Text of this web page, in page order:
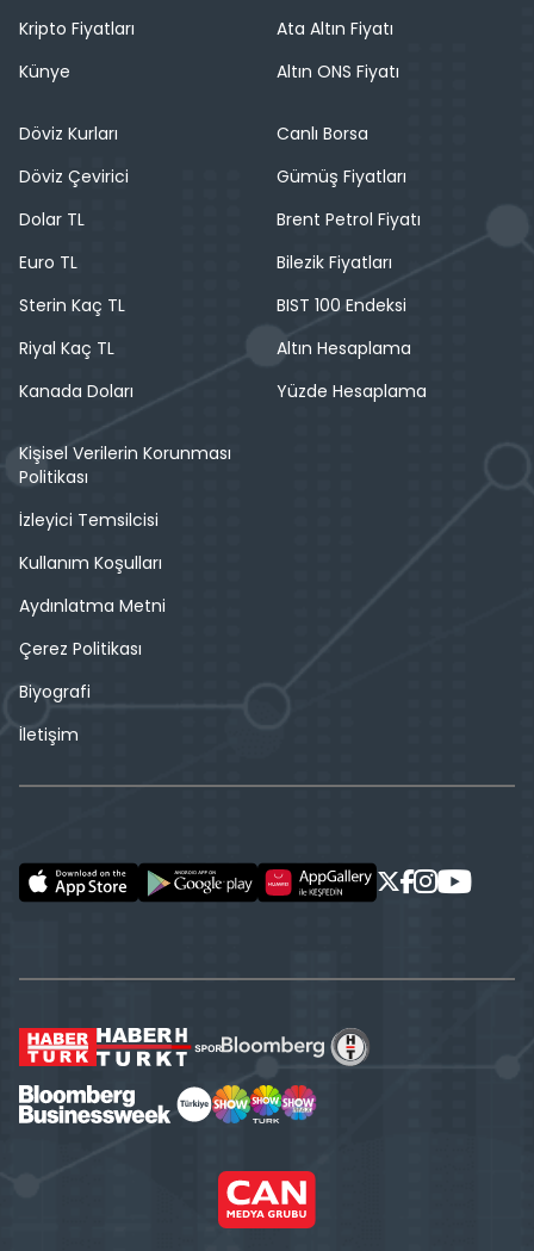
Kripto Fiyatları
Künye
Ata Altın Fiyatı
Altın ONS Fiyatı
Döviz Kurları
Döviz Çevirici
Dolar TL
Euro TL
Sterin Kaç TL
Riyal Kaç TL
Kanada Doları
Canlı Borsa
Gümüş Fiyatları
Brent Petrol Fiyatı
Bilezik Fiyatları
BIST 100 Endeksi
Altın Hesaplama
Yüzde Hesaplama
Kişisel Verilerin Korunması
Politikası
İzleyici Temsilcisi
Kullanım Koşulları
Aydınlatma Metni
Çerez Politikası
Biyografi
İletişim